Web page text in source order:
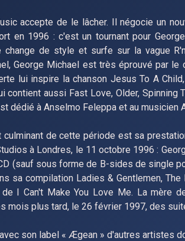
accepte de le lâcher. Il négocie un
en 1996 : c'est un tournant pour
change de style et surfe sur la vague
George Michael est très éprouvé par
lui inspire la chanson Jesus To A
contient aussi Fast Love, Older, Spinning
dédié à Anselmo Feleppa et au musicien
culminant de cette période est sa
à Londres, le 11 octobre 1996 :
(sauf sous forme de B-sides de single
sa compilation Ladies & Gentlemen,
de I Can't Make You Love Me. La mère
mois plus tard, le 26 février 1997, des
son label « Ægean » d'autres artistes